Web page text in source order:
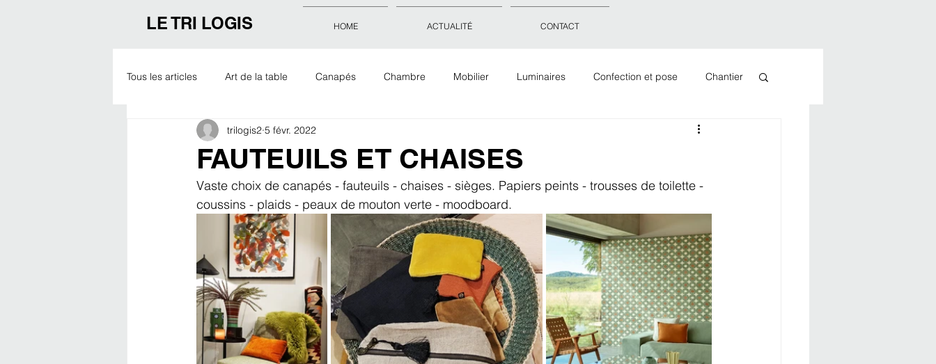
LE TRI LOGIS HOME ACTUALITÉ CONTACT
Tous les articles Art de la table Canapés Chambre Mobilier Luminaires Confection et pose Chantier
Noël Expo
FAUTEUILS ET CHAISES
trilogis2 5 févr. 2022
Vaste choix de canapés - fauteuils - chaises - sièges. Papiers peints - trousses de toilette -
coussins - plaids - peaux de mouton verte - moodboard.